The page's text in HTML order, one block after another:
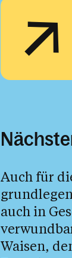
Auch für
auch in
Waisen,